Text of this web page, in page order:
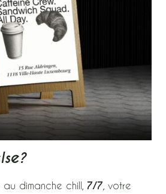
dimanche chill, 7/7 , votre